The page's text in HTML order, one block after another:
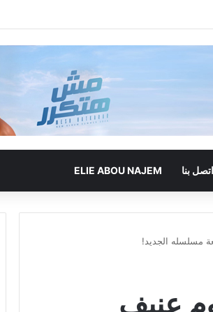
اتصل بنا ELIE ABOU NAJEM
مسلسله الجديد!
عنيف